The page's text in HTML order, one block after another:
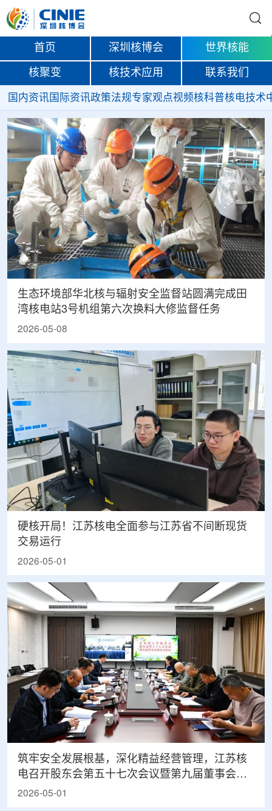
首页 深圳核博会 世界核能
核聚变 核技术应用 联系我们
国内资讯 国际资讯政策法规专家观点视频核科普核电技术
生态环境部华北核与辐射安全监督站圆满完成田
湾核电站3号机组第六次换料大修监督任务
2026-05-08
硬核开局！江苏核电全面参与江苏省不间断现货
交易运行
2026-05-01
筑牢安全发展根基，深化精益经营管理，江苏核
电召开股东会第五十七次会议暨第九届董事会第
九次会议并组织董事专题调研
2026-05-01